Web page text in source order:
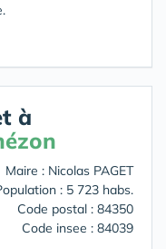
à
Maire : Nicolas PAGET
: 5 723 habs.
Code postal : 84350
Code insee : 84039